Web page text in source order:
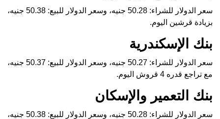
سعر الدولار للشراء: 50.28 جنيه، وسعر الدولار للبيع: 50.38 جنيه،
بزيادة قرشين اليوم.
بنك الإسكندرية
سعر الدولار للشراء: 50.27 جنيه، وسعر الدولار للبيع: 50.37 جنيه،
مع تراجع قدره 4 قروش اليوم.
بنك التعمير والإسكان
سعر الدولار للشراء: 50.28 جنيه، وسعر الدولار للبيع: 50.38 جنيه،